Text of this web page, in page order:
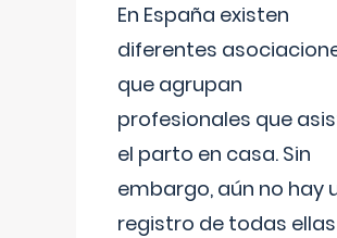
En España existen
diferentes
que agrupan
profesionales que
el parto en casa. Sin
embargo, aún no hay
registro de todas